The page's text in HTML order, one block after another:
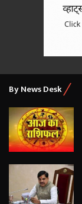
By News Desk